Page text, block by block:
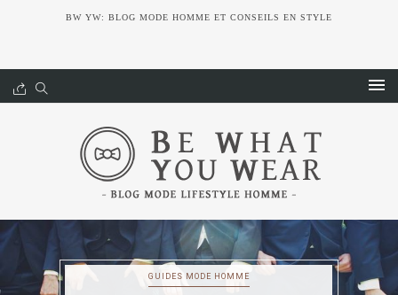
BW YW: BLOG MODE HOMME ET CONSEILS EN STYLE
ACCESSOIRES